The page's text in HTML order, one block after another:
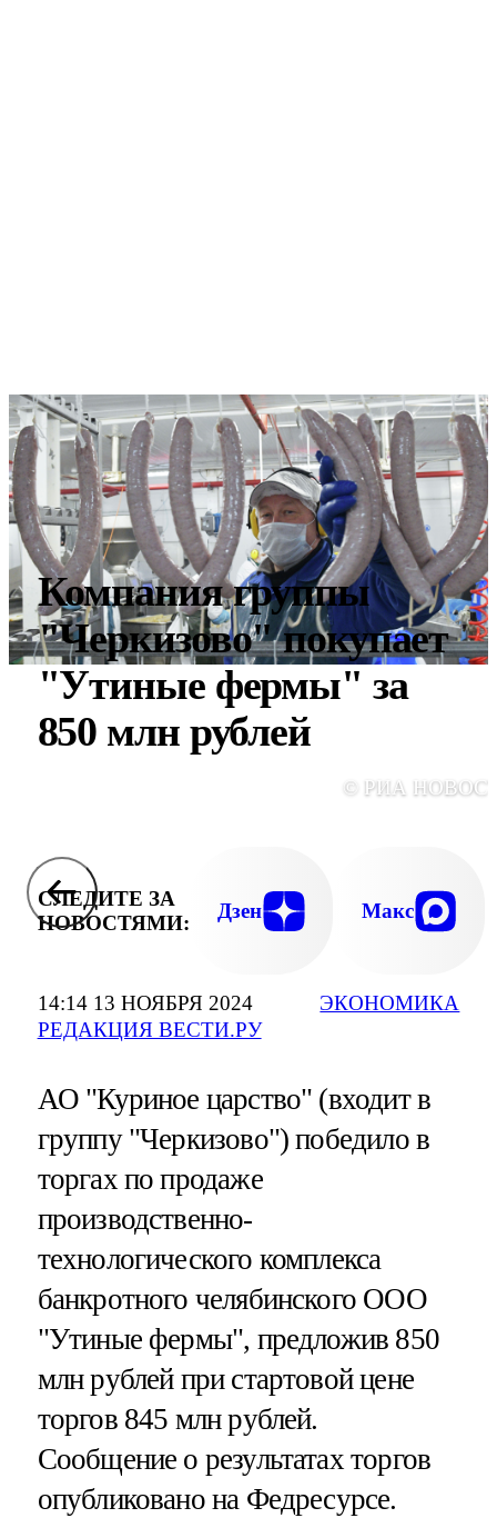
14:14 13 НОЯБРЯ 2024
РЕДАКЦИЯ ВЕСТИ.РУ
ЭКОНОМИКА
Компания группы
"Черкизово" покупает
"Утиные фермы" за
850 млн рублей
© РИА
СЛЕДИТЕ ЗА
НОВОСТЯМИ:
Дзен Макс
АО "Куриное царство" (входит в
группу "Черкизово") победило в
торгах по продаже
производственно-
технологического комплекса
банкротного челябинского ООО
"Утиные фермы", предложив 850
млн рублей при стартовой цене
торгов 845 млн рублей.
Сообщение о результатах торгов
опубликовано на Федресурсе.